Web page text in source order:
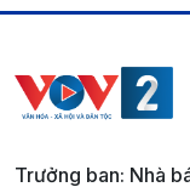
Trưởng ban: Nhà